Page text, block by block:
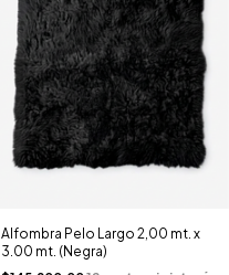
Alfombra Pelo Largo 2,00 mt. x
3.00 mt. (Negra)